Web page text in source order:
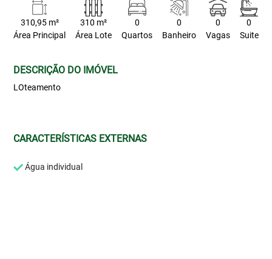
310,95 m²
Área Principal
310 m²
Área Lote
0
Quartos
0
Banheiro
0
Vagas
0
Suite
DESCRIÇÃO DO IMÓVEL
LOteamento
CARACTERÍSTICAS EXTERNAS
Água individual